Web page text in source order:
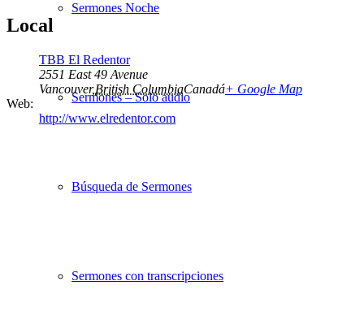
Sermones Noche
Sermones – Solo audio
Búsqueda de Sermones
Sermones con transcripciones
Local
TBB El Redentor
2551 East 49 Avenue
Vancouver,British ColumbiaCanadá+ Google Map
Web:
http://www.elredentor.com